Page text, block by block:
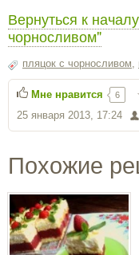
Вернуться к
чорносливом"
пляцок с чорносливом
25 января 2013, 17:24
Мне нравится 6
Похожие